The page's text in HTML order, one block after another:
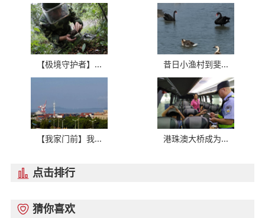
【极境守护者】... 昔日小渔村到斐...
【我家门前】我... 港珠澳大桥成为...
 点击排行
 猜你喜欢